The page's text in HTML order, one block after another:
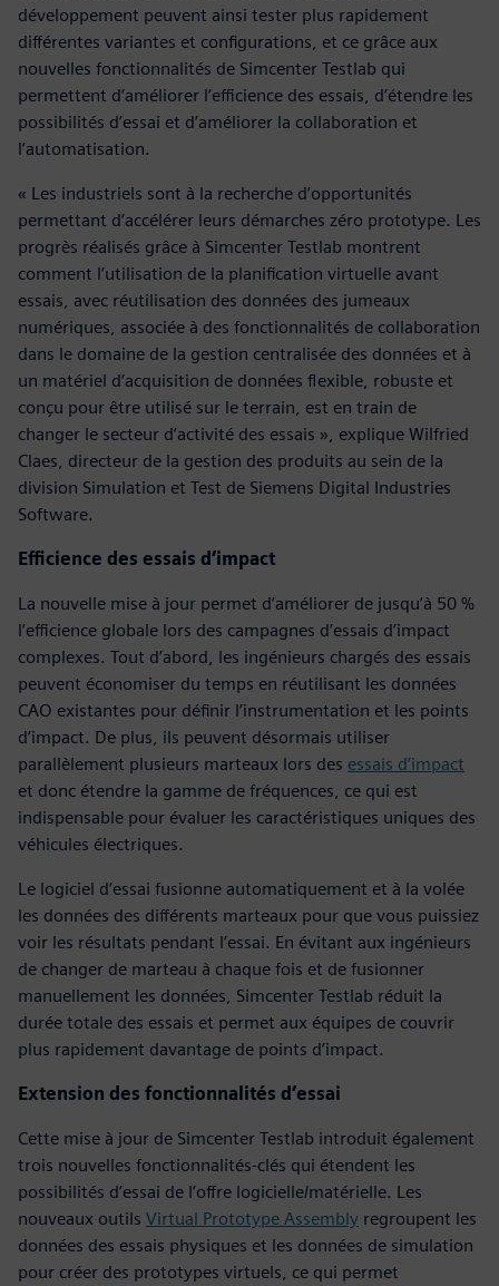
développement peuvent ainsi tester plus rapidement
différentes variantes et configurations, et ce grâce aux
nouvelles fonctionnalités de Simcenter Testlab qui
permettent d’améliorer l’efficience des essais, d’étendre les
possibilités d’essai et d’améliorer la collaboration et
l’automatisation.
« Les industriels sont à la recherche d’opportunités
permettant d’accélérer leurs démarches zéro prototype. Les
progrès réalisés grâce à Simcenter Testlab montrent
comment l’utilisation de la planification virtuelle avant
essais, avec réutilisation des données des jumeaux
numériques, associée à des fonctionnalités de collaboration
dans le domaine de la gestion centralisée des données et à
un matériel d’acquisition de données flexible, robuste et
conçu pour être utilisé sur le terrain, est en train de
changer le secteur d’activité des essais », explique Wilfried
Claes, directeur de la gestion des produits au sein de la
division Simulation et Test de Siemens Digital Industries
Software.
Efficience des essais d’impact
La nouvelle mise à jour permet d’améliorer de jusqu’à 50 %
l’efficience globale lors des campagnes d’essais d’impact
complexes. Tout d’abord, les ingénieurs chargés des essais
peuvent économiser du temps en réutilisant les données
CAO existantes pour définir l’instrumentation et les points
d’impact. De plus, ils peuvent désormais utiliser
parallèlement plusieurs marteaux lors des essais d’impact
et donc étendre la gamme de fréquences, ce qui est
indispensable pour évaluer les caractéristiques uniques des
véhicules électriques.
Le logiciel d’essai fusionne automatiquement et à la volée
les données des différents marteaux pour que vous puissiez
voir les résultats pendant l’essai. En évitant aux ingénieurs
de changer de marteau à chaque fois et de fusionner
manuellement les données, Simcenter Testlab réduit la
durée totale des essais et permet aux équipes de couvrir
plus rapidement davantage de points d’impact.
Extension des fonctionnalités d’essai
Cette mise à jour de Simcenter Testlab introduit également
trois nouvelles fonctionnalités-clés qui étendent les
possibilités d’essai de l’offre logicielle/matérielle. Les
nouveaux outils Virtual Prototype Assembly regroupent les
données des essais physiques et les données de simulation
pour créer des prototypes virtuels, ce qui permet